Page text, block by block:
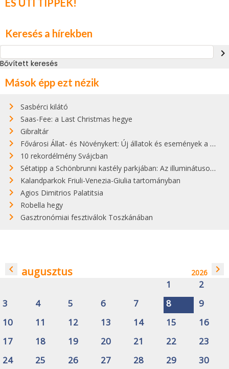
ÉS ÚTI TIPPEK!
Keresés a hírekben
navigate_next
Bővített keresés
Mások épp ezt nézik
Sasbérci kilátó
Saas-Fee: a Last Christmas hegye
Gibraltár
Fővárosi Állat- és Növénykert: Új állatok és események a budapesti állatkert 2024-es szezonjában
10 rekordélmény Svájcban
Sétatipp a Schönbrunni kastély parkjában: Az illuminátusok titkainak felfedezése
Kalandparkok Friuli-Venezia-Giulia tartományban
Agios Dimitrios Palatitsia
Robella hegy
Gasztronómiai fesztiválok Toszkánában
navigate_before augusztus 2026 navigate_next
1
2
3
4 5 6 7 8
9
10
11 12 13 14 15
16
17
18 19 20 21 22
23
24
25 26 27 28 29
30